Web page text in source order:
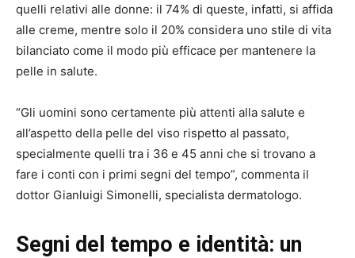
quelli relativi alle donne: il 74% di queste, infatti, si affida
alle creme, mentre solo il 20% considera uno stile di vita
bilanciato come il modo più efficace per mantenere la
pelle in salute.
“Gli uomini sono certamente più attenti alla salute e
all’aspetto della pelle del viso rispetto al passato,
specialmente quelli tra i 36 e 45 anni che si trovano a
fare i conti con i primi segni del tempo”, commenta il
dottor Gianluigi Simonelli, specialista dermatologo.
Segni del tempo e identità: un